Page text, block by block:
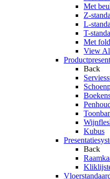
Met
Z-
L-
T-
Met
View
Back
Kubus
Back